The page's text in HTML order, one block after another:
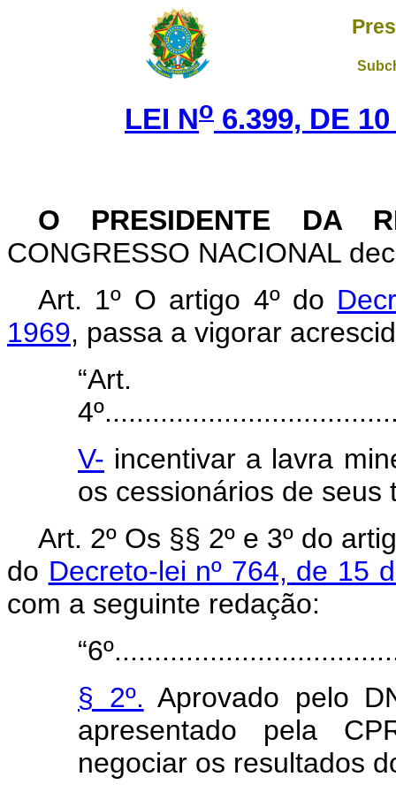
LEI No 6.399, DE
O
PRESIDENTE DA
CONGRESSO NACIONAL
Art. 1º O artigo 4º do
1969, passa a vigorar
“Art.
V- incentivar a lavra
os cessionários de seus
Art. 2º Os §§ 2º e 3º do
do Decreto-lei nº 764, de 15
com a seguinte redação:
§ 2º. Aprovado pelo
apresentado pela
negociar os resultados